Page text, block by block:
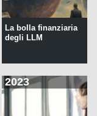
La bolla finanziaria
degli LLM
2023